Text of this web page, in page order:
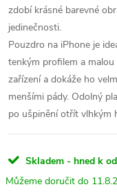
zdobí krásné barevné
jedinečnosti.
Pouzdro na iPhone je
tenkým profilem a
zařízení a dokáže ho
menšími pády. Odolný
po ušpinění otřít vlhkým
Skladem - hned k